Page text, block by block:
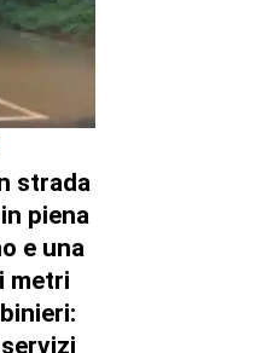
strada
piena
e una
metri